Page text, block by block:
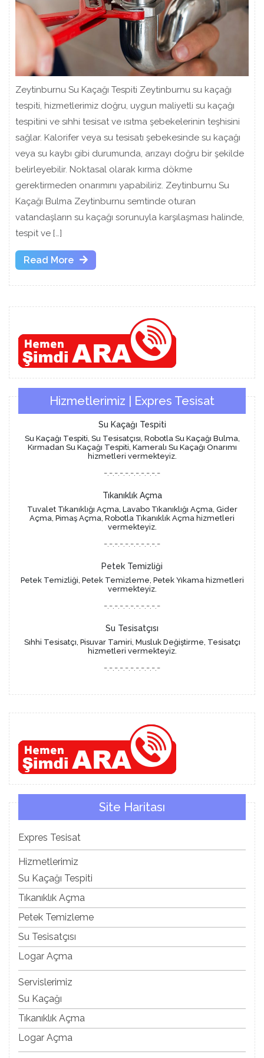
Zeytinburnu Su Kaçağı Tespiti Zeytinburnu su kaçağı
tespiti, hizmetlerimiz doğru, uygun maliyetli su kaçağı
tespitini ve sıhhi tesisat ve ısıtma şebekelerinin teşhisini
sağlar. Kalorifer veya su tesisatı şebekesinde su kaçağı
veya su kaybı gibi durumunda, arızayı doğru bir şekilde
belirleyebilir. Noktasal olarak kırma dökme
gerektirmeden onarımını yapabiliriz. Zeytinburnu Su
Kaçağı Bulma Zeytinburnu semtinde oturan
vatandaşların su kaçağı sorunuyla karşılaşması halinde,
tespit ve […]
Read More
Read
Hizmetlerimiz | Expres Tesisat
Su Kaçağı Tespiti
Su Kaçağı Tespiti, Su Tesisatçısı, Robotla Su Kaçağı Bulma,
Kırmadan Su Kaçağı Tespiti, Kameralı Su Kaçağı Onarımı
hizmetleri vermekteyiz.
-.-.-.-.-.-.-.-.-.-.-
Tıkanıklık Açma
Tuvalet Tıkanıklığı Açma, Lavabo Tıkanıklığı Açma, Gider
Açma, Pimaş Açma, Robotla Tıkanıklık Açma hizmetleri
vermekteyiz.
-.-.-.-.-.-.-.-.-.-.-
Petek Temizliği
Petek Temizliği, Petek Temizleme, Petek Yıkama hizmetleri
vermekteyiz.
-.-.-.-.-.-.-.-.-.-.-
Su Tesisatçısı
Sıhhi Tesisatçı, Pisuvar Tamiri, Musluk Değiştirme, Tesisatçı
hizmetleri vermekteyiz.
-.-.-.-.-.-.-.-.-.-.-
Site Haritası
Expres Tesisat
Hizmetlerimiz
Su Kaçağı Tespiti
Tıkanıklık Açma
Petek Temizleme
Su Tesisatçısı
Logar Açma
Servislerimiz
Su Kaçağı
Tıkanıklık Açma
Logar Açma